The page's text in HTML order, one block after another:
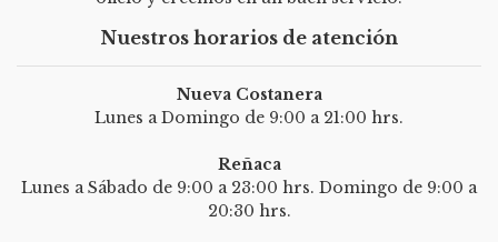
Nuestros horarios de atención
Nueva Costanera
Lunes a Domingo de 9:00 a 21:00 hrs.
Reñaca
Lunes a Sábado de 9:00 a 23:00 hrs. Domingo de 9:00 a
20:30 hrs.